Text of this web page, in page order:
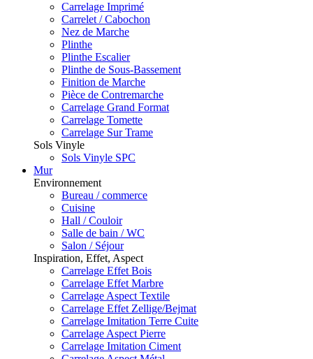
Carrelage Imprimé
Carrelet / Cabochon
Nez de Marche
Plinthe
Plinthe Escalier
Plinthe de Sous-Bassement
Finition de Marche
Pièce de Contremarche
Carrelage Grand Format
Carrelage Tomette
Carrelage Sur Trame
Sols Vinyle
Sols Vinyle SPC
Mur
Environnement
Bureau / commerce
Cuisine
Hall / Couloir
Salle de bain / WC
Salon / Séjour
Inspiration, Effet, Aspect
Carrelage Effet Bois
Carrelage Effet Marbre
Carrelage Aspect Textile
Carrelage Effet Zellige/Bejmat
Carrelage Imitation Terre Cuite
Carrelage Aspect Pierre
Carrelage Imitation Ciment